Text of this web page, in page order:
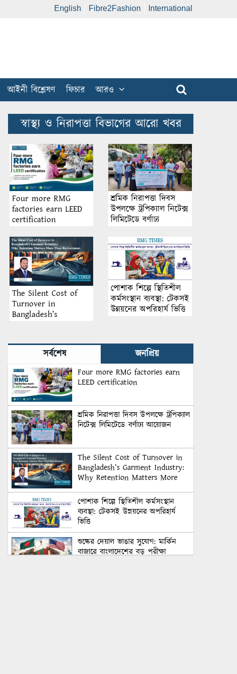
English Fibre2Fashion International
আইনী বিশ্লেষণ ফিচার আরও
স্বাস্থ্য ও নিরাপত্তা বিভাগের আরো খবর
Four more RMG
factories earn LEED
certification
শ্রমিক নিরাপত্তা দিবস
উপলক্ষে ট্রপিক্যাল নিটেক্স
লিমিটেডে বর্ণাঢ্য
The Silent Cost of
Turnover in
Bangladesh’s
Matters More Than
Recruitment
পোশাক শিল্পে স্থিতিশীল
কর্মসংস্থান ব্যবস্থা: টেকসই
উন্নয়নের অপরিহার্য ভিত্তি
সর্বশেষ জনপ্রিয়
Four more RMG factories earn
LEED certification
শ্রমিক নিরাপত্তা দিবস উপলক্ষে ট্রপিক্যাল
নিটেক্স লিমিটেডে বর্ণাঢ্য আয়োজন
The Silent Cost of Turnover in
Bangladesh’s Garment Industry:
Why Retention Matters More
পোশাক শিল্পে স্থিতিশীল কর্মসংস্থান
ব্যবস্থা: টেকসই উন্নয়নের অপরিহার্য
ভিত্তি
শুল্কের দেয়াল ভাঙার সুযোগ: মার্কিন
বাজারে বাংলাদেশের বড় পরীক্ষা